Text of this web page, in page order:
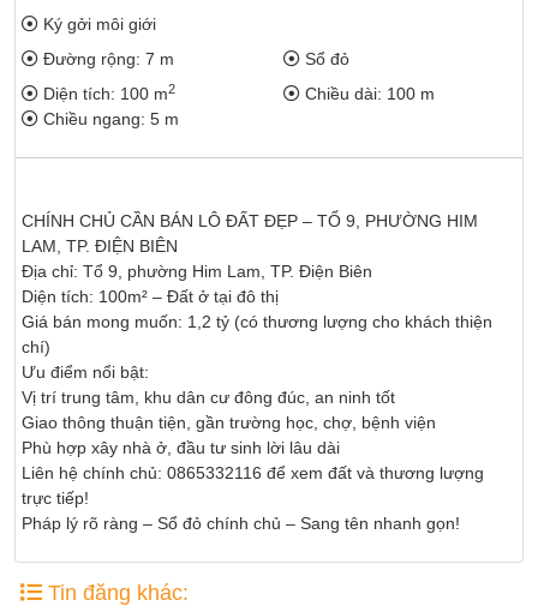
Ký gởi môi giới
Đường rộng: 7 m
Sổ đỏ
Diện tích: 100 m2
Chiều dài: 100 m
Chiều ngang: 5 m
CHÍNH CHỦ CẦN BÁN LÔ ĐẤT ĐẸP – TỔ 9, PHƯỜNG HIM
LAM, TP. ĐIỆN BIÊN
Địa chỉ: Tổ 9, phường Him Lam, TP. Điện Biên
Diện tích: 100m² – Đất ở tại đô thị
Giá bán mong muốn: 1,2 tỷ (có thương lượng cho khách thiện
chí)
Ưu điểm nổi bật:
Vị trí trung tâm, khu dân cư đông đúc, an ninh tốt
Giao thông thuận tiện, gần trường học, chợ, bệnh viện
Phù hợp xây nhà ở, đầu tư sinh lời lâu dài
Liên hệ chính chủ: 0865332116 để xem đất và thương lượng
trực tiếp!
Pháp lý rõ ràng – Sổ đỏ chính chủ – Sang tên nhanh gọn!
Tin đăng khác: